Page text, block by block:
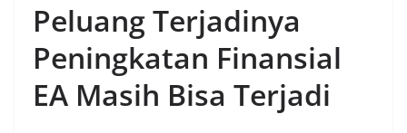
Peluang Terjadinya
Peningkatan Finansial
EA Masih Bisa Terjadi